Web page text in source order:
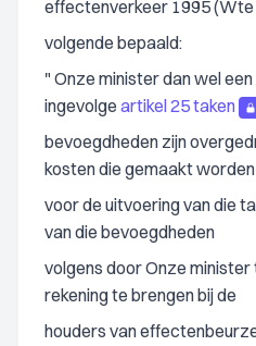
effectenverkeer 1995 (Wte
volgende bepaald:
" Onze minister dan wel
ingevolge artikel 25 taken
bevoegdheden zijn
kosten die gemaakt worden
voor de uitvoering van die
van die bevoegdheden
volgens door Onze minister
rekening te brengen bij de
houders van